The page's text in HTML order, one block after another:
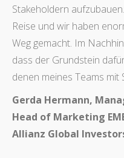
Stakeholdern
Reise und wir haben
Weg gemacht. Im
dass der Grundstein
denen meines Teams mit
Gerda Hermann,
Head of Marketing
Allianz Global